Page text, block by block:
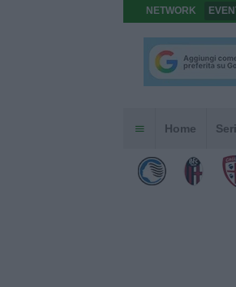
NETWORK
Home